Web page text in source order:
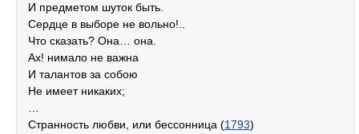
И предметом шуток быть.
Сердце в выборе не вольно!..
Что сказать? Она… она.
Ах! нимало не важна
И талантов за собою
Не имеет никаких;
…
Странность любви, или бессонница (1793)